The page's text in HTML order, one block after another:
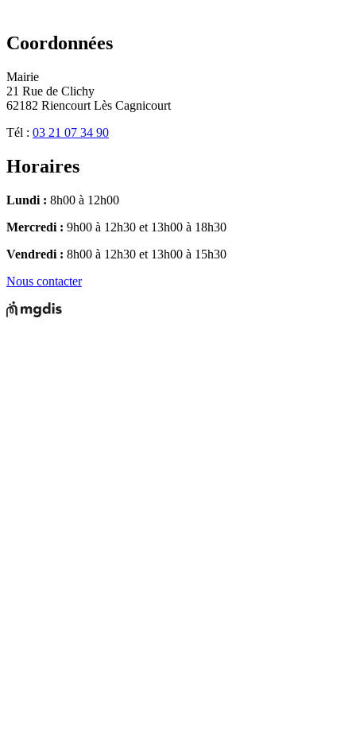
Coordonnées
Mairie
21 Rue de Clichy
62182 Riencourt Lès Cagnicourt
Tél : 03 21 07 34 90
Horaires
Lundi : 8h00 à 12h00
Mercredi : 9h00 à 12h30 et 13h00 à 18h30
Vendredi : 8h00 à 12h30 et 13h00 à 15h30
Nous contacter